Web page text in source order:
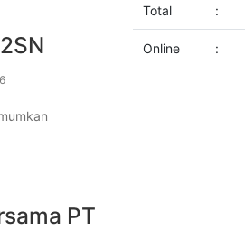
PT
Total :
Online :